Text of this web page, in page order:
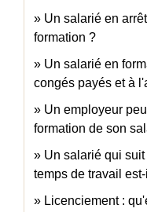
Un salarié en
formation ?
Un salarié en
congés payés et à
Un employeur
formation de son
Un salarié qui
temps de travail
Licenciement :